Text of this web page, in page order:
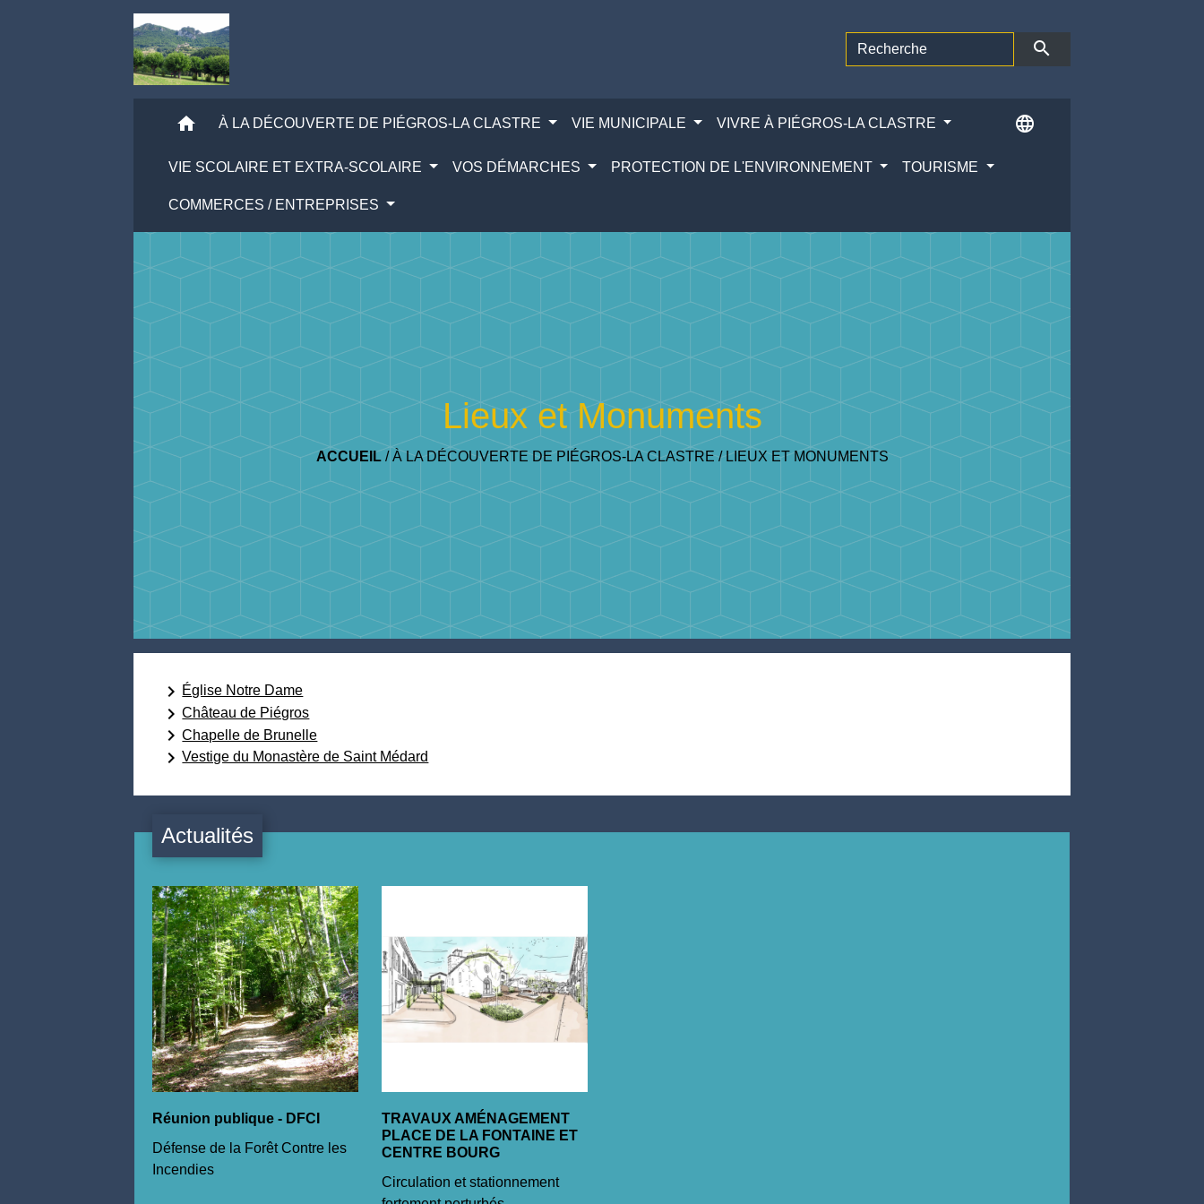
search
home À LA DÉCOUVERTE DE PIÉGROS-LA CLASTRE VIE MUNICIPALE VIVRE À PIÉGROS-LA CLASTRE
VIE SCOLAIRE ET EXTRA-SCOLAIRE VOS DÉMARCHES PROTECTION DE L'ENVIRONNEMENT TOURISME
COMMERCES / ENTREPRISES
language
Lieux et Monuments
ACCUEIL/À LA DÉCOUVERTE DE PIÉGROS-LA CLASTRE/LIEUX ET MONUMENTS
keyboard_arrow_rightÉglise Notre Dame
keyboard_arrow_rightChâteau de Piégros
keyboard_arrow_rightChapelle de Brunelle
keyboard_arrow_rightVestige du Monastère de Saint Médard
Actualités
Réunion publique - DFCI
Défense de la Forêt Contre les
Incendies
TRAVAUX AMÉNAGEMENT
PLACE DE LA FONTAINE ET
CENTRE BOURG
Circulation et stationnement